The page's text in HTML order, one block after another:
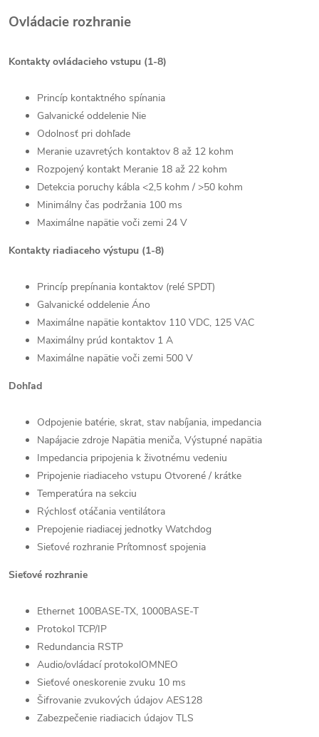
Ovládacie rozhranie
Kontakty ovládacieho vstupu (1-8)
Princíp kontaktného spínania
Galvanické oddelenie Nie
Odolnosť pri dohľade
Meranie uzavretých kontaktov 8 až 12 kohm
Rozpojený kontakt Meranie 18 až 22 kohm
Detekcia poruchy kábla <2,5 kohm / >50 kohm
Minimálny čas podržania 100 ms
Maximálne napätie voči zemi 24 V
Kontakty riadiaceho výstupu (1-8)
Princíp prepínania kontaktov (relé SPDT)
Galvanické oddelenie Áno
Maximálne napätie kontaktov 110 VDC, 125 VAC
Maximálny prúd kontaktov 1 A
Maximálne napätie voči zemi 500 V
Dohľad
Odpojenie batérie, skrat, stav nabíjania, impedancia
Napájacie zdroje Napätia meniča, Výstupné napätia
Impedancia pripojenia k životnému vedeniu
Pripojenie riadiaceho vstupu Otvorené / krátke
Temperatúra na sekciu
Rýchlosť otáčania ventilátora
Prepojenie riadiacej jednotky Watchdog
Sieťové rozhranie Prítomnosť spojenia
Sieťové rozhranie
Ethernet 100BASE-TX, 1000BASE-T
Protokol TCP/IP
Redundancia RSTP
Audio/ovládací protokolOMNEO
Sieťové oneskorenie zvuku 10 ms
Šifrovanie zvukových údajov AES128
Zabezpečenie riadiacich údajov TLS